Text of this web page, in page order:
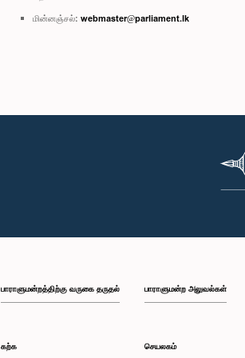
மின்னஞ்சல்: webmaster@parliament.lk
பாராளுமன்றத்திற்கு வருகை தருதல்
கற்க
பாராளுமன்ற அலுவல்கள்
செயலகம்